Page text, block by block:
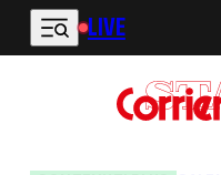
Vai al contenuto principale
LIVE